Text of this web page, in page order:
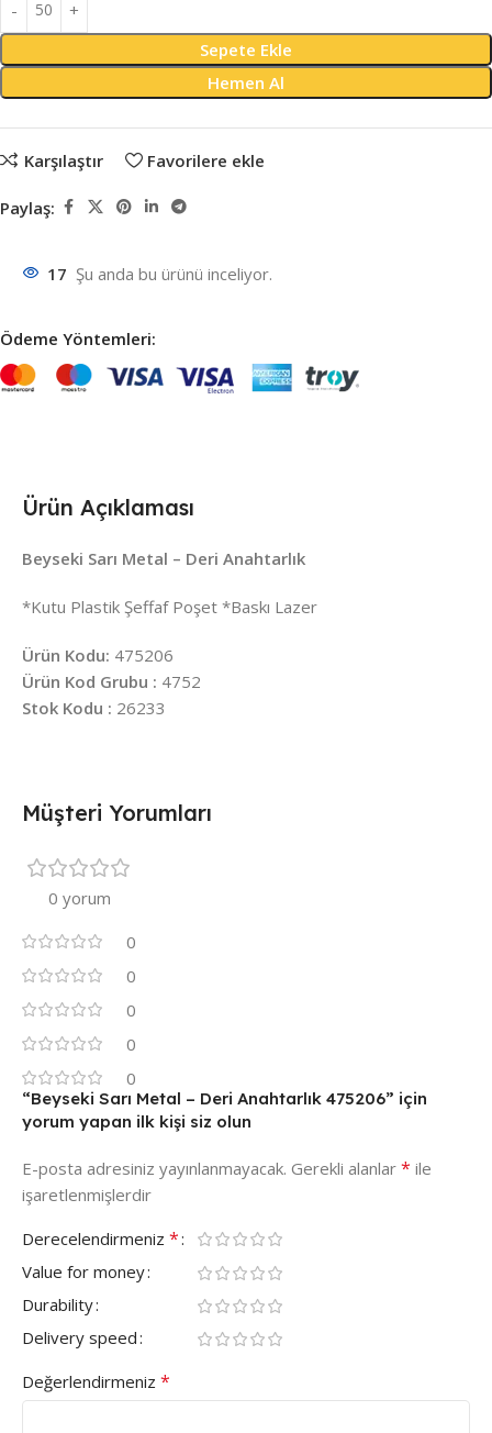
Sepete Ekle
Hemen Al
Karşılaştır Favorilere ekle
Paylaş:
17 Şu anda bu ürünü inceliyor.
Ödeme Yöntemleri:
Ürün Açıklaması
Beyseki Sarı Metal – Deri Anahtarlık
*Kutu Plastik Şeffaf Poşet *Baskı Lazer
Ürün Kodu: 475206
Ürün Kod Grubu : 4752
Stok Kodu : 26233
Müşteri Yorumları
0 yorum
0
0
0
0
0
“Beyseki Sarı Metal – Deri Anahtarlık 475206” için
yorum yapan ilk kişi siz olun
E-posta adresiniz yayınlanmayacak. Gerekli alanlar * ile
işaretlenmişlerdir
Derecelendirmeniz *
Value for money
Durability
Delivery speed
Değerlendirmeniz *